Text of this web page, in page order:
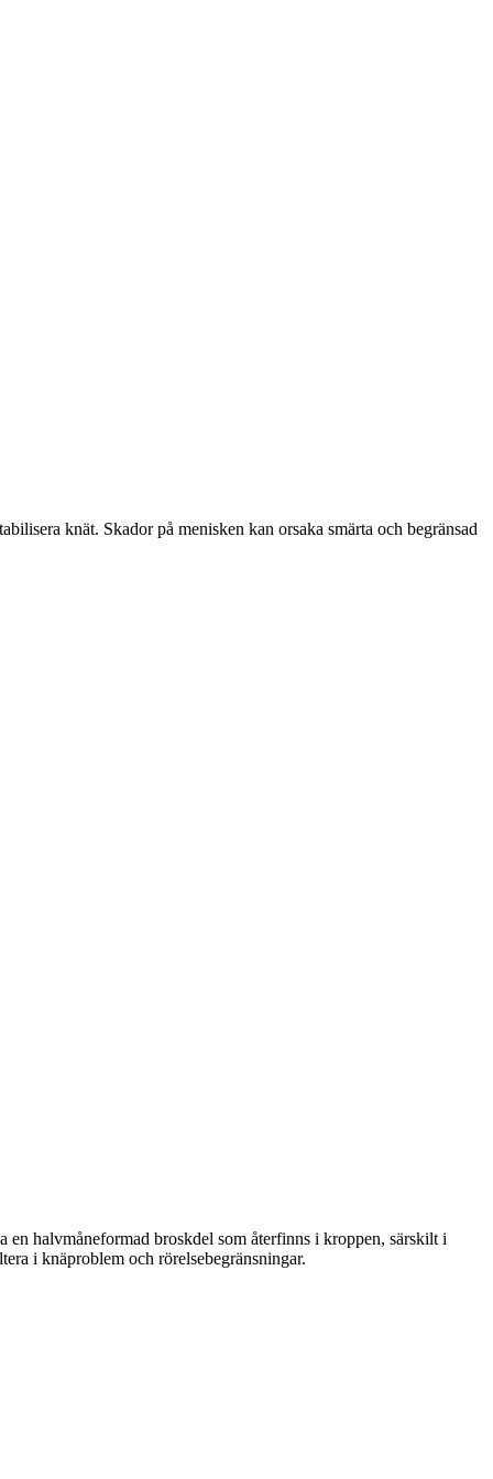
knät. Skador på menisken kan orsaka smärta och begränsad
halvmåneformad broskdel som återfinns i kroppen, särskilt i
i knäproblem och rörelsebegränsningar.